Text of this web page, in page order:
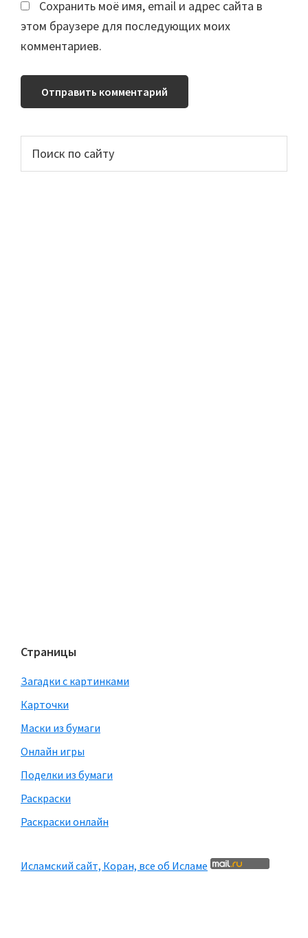
Сохранить моё имя, email и адрес сайта в
этом браузере для последующих моих
комментариев.
Основной
сайдбар
Страницы
Загадки с картинками
Карточки
Маски из бумаги
Онлайн игры
Поделки из бумаги
Раскраски
Раскраски онлайн
Исламский сайт, Коран, все об Исламе